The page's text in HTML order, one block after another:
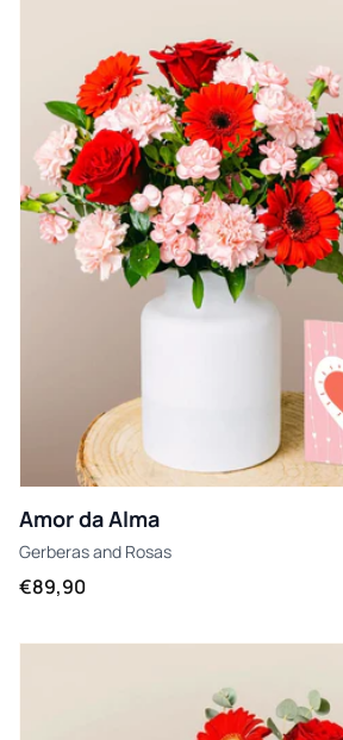
Amor da Alma
Gerberasand Rosas
€89,90